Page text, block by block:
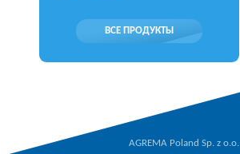
ВСЕ ПРОДУКТЫ
AGREMA Poland Sp. z o.o.